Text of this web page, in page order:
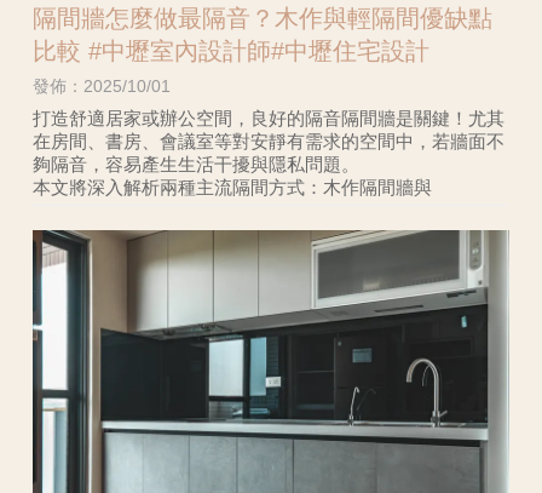
隔間牆怎麼做最隔音？木作與輕隔間優缺點
比較 #中壢室內設計師#中壢住宅設計
發佈：2025/10/01
打造舒適居家或辦公空間，良好的隔音隔間牆是關鍵！尤其
在房間、書房、會議室等對安靜有需求的空間中，若牆面不
夠隔音，容易產生生活干擾與隱私問題。
本文將深入解析兩種主流隔間方式：木作隔間牆與